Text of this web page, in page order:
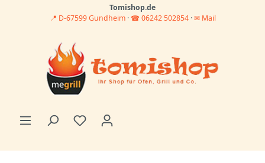
Tomishop.de
📍 D-67599 Gundheim · ☎ 06242 502854·✉ Mail